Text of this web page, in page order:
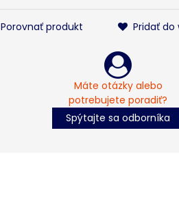
Porovnať produkt Pridať do
Máte otázky alebo
potrebujete poradiť?
Spýtajte sa odborníka